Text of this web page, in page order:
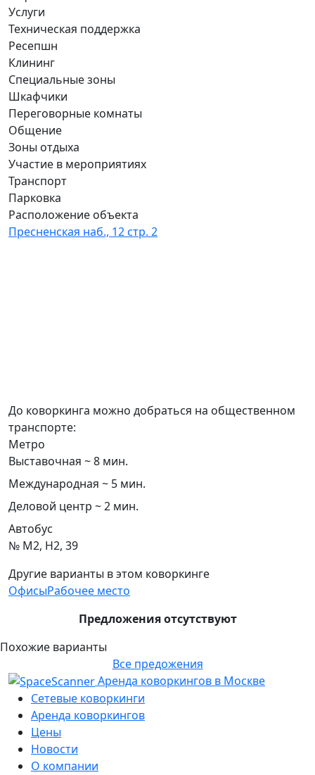
Услуги
Техническая поддержка
Ресепшн
Клининг
Специальные зоны
Шкафчики
Переговорные комнаты
Общение
Зоны отдыха
Участие в мероприятиях
Транспорт
Парковка
Расположение объекта
Пресненская наб., 12 стр. 2
До коворкинга можно добраться на общественном
транспорте:
Метро
Выставочная ~ 8 мин.
Международная ~ 5 мин.
Деловой центр ~ 2 мин.
Автобус
№ М2, Н2, 39
Другие варианты в этом коворкинге
ОфисыРабочее место
Предложения отсутствуют
Похожие варианты
Все предожения
Аренда коворкингов в Москве
Сетевые коворкинги
Аренда коворкингов
Цены
Новости
О компании